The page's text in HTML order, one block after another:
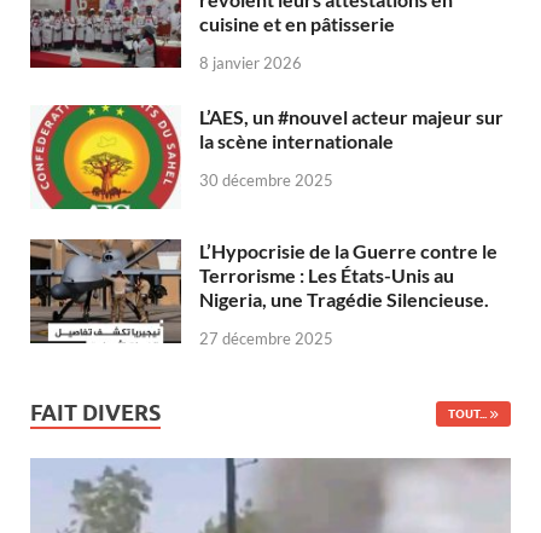
cuisine et en pâtisserie
8 janvier 2026
L’AES, un #nouvel acteur majeur sur
la scène internationale
30 décembre 2025
L’Hypocrisie de la Guerre contre le
Terrorisme : Les États-Unis au
Nigeria, une Tragédie Silencieuse.
27 décembre 2025
FAIT DIVERS TOUT...